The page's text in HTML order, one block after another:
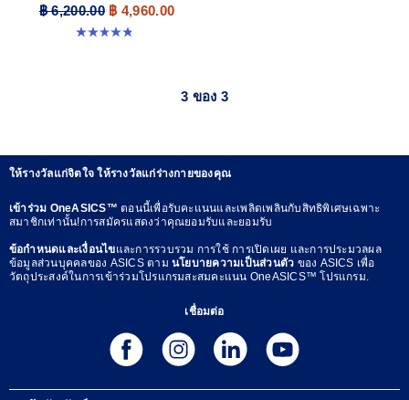
฿ 6,200.00 ฿ 4,960.00
4.8 จาก 5 ดาว 208 รีวิว
3 ของ 3
ให้รางวัลแก่จิตใจ ให้รางวัลแก่ร่างกายของคุณ
เข้าร่วม OneASICS™ตอนนี้เพื่อรับคะแนนและเพลิดเพลินกับสิทธิพิเศษเฉพาะ
สมาชิกเท่านั้น!การสมัครแสดงว่าคุณยอมรับและยอมรับ
ข้อกำหนดและเงื่อนไขและการรวบรวม การใช้ การเปิดเผย และการประมวลผล
ข้อมูลส่วนบุคคลของ ASICS ตาม นโยบายความเป็นส่วนตัว ของ ASICS เพื่อ
วัตถุประสงค์ในการเข้าร่วมโปรแกรมสะสมคะแนน OneASICS™ โปรแกรม.
เชื่อมต่อ